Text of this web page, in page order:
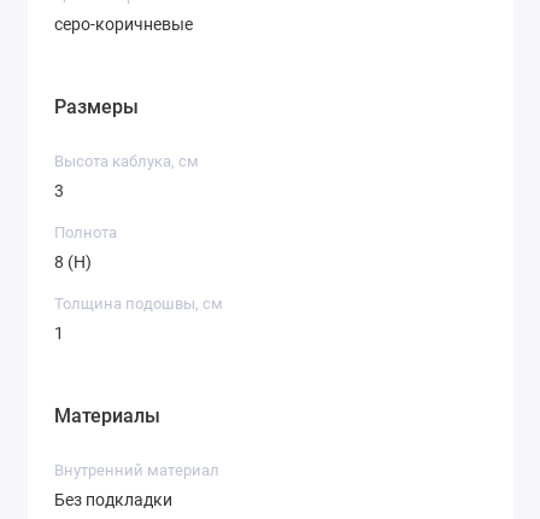
серо-коричневые
Размеры
Высота каблука, см
3
Полнота
8 (H)
Толщина подошвы, см
1
Материалы
Внутренний материал
Без подкладки